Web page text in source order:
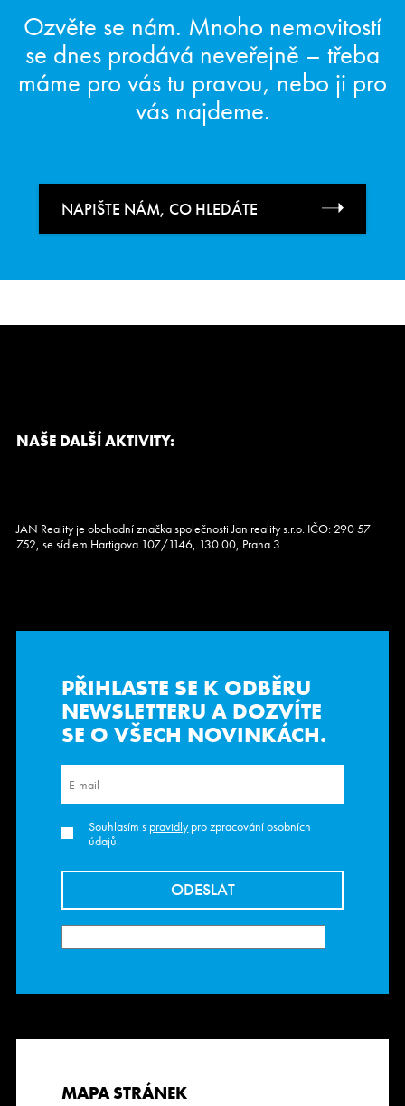
Ozvěte se nám. Mnoho nemovitostí
se dnes prodává neveřejně – třeba
máme pro vás tu pravou, nebo ji pro
vás najdeme.
NAPIŠTE NÁM, CO HLEDÁTE
NAŠE DALŠÍ AKTIVITY:
JAN Reality je obchodní značka společnosti Jan reality s.r.o. IČO: 290 57
752, se sídlem Hartigova 107/1146, 130 00, Praha 3
PŘIHLASTE SE K ODBĚRU
NEWSLETTERUA DOZVÍTE
SE O VŠECH NOVINKÁCH.
Souhlasím s pravidlypro zpracování osobních
údajů.
MAPA STRÁNEK